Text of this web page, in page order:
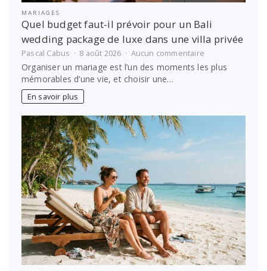
MARIAGES
Quel budget faut-il prévoir pour un Bali
wedding package de luxe dans une villa privée
Pascal Cabus 8 août 2026 Aucun commentaire
Quel
budget
pour
dans
une
villa
privée
Organiser un mariage est l’un des moments les plus
mémorables d’une vie, et choisir une…
En savoir plus